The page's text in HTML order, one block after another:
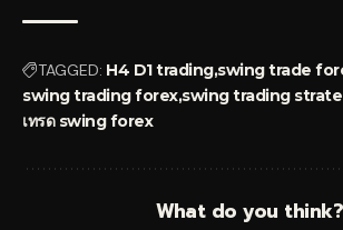
TAGGED: H4 D1 tradingswing trade
swing trading forexswing trading
เทรด swing forex
What do you think?